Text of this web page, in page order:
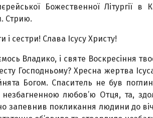
Божественної Літургії в
Стрию.
і сестри! Слава Ісусу Христу!
Владико, і святе Воскресіння
Господньому? Хресна жертва
Богом. Спаситель не був
любов’ю Отця, та,
запевнив покликання людини до